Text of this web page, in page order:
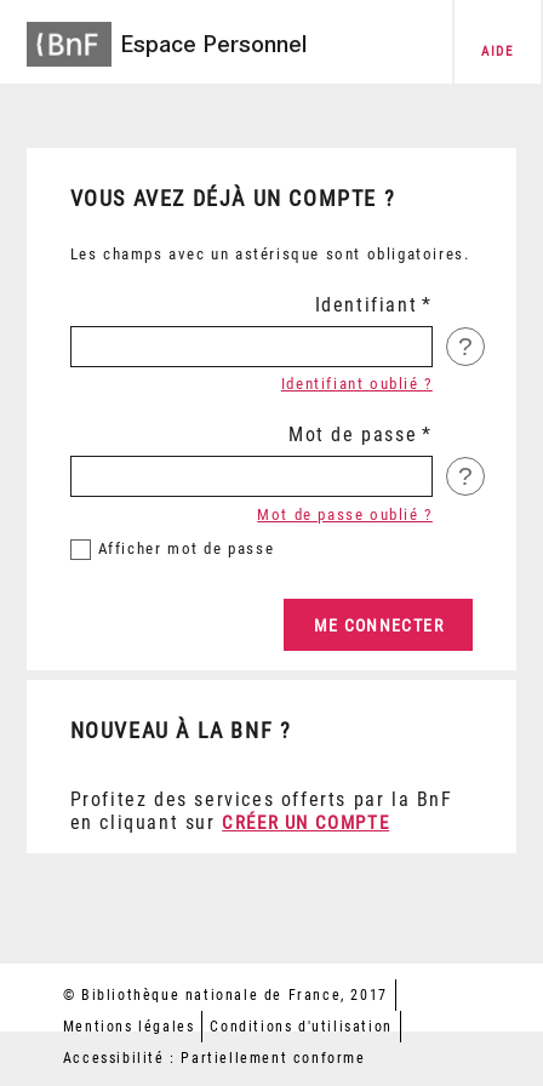
Espace Personnel AIDE
VOUS AVEZ DÉJÀ UN COMPTE ?
Les champs avec un astérisque sont obligatoires.
Identifiant
?
Identifiant oublié ?
Mot de passe
?
Afficher mot de passe
Mot de passe oublié ?
NOUVEAU À LA BNF ?
Profitez des services offerts par la BnF
en cliquant sur CRÉER UN COMPTE
© Bibliothèque nationale de France, 2017
Mentions légales
Conditions d'utilisation
Accessibilité : Partiellement conforme